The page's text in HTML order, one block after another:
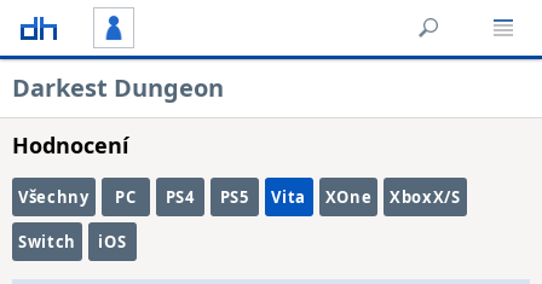
Darkest Dungeon
Hodnocení
Všechny PC PS4 PS5 Vita XOne XboxX/S
Switch iOS